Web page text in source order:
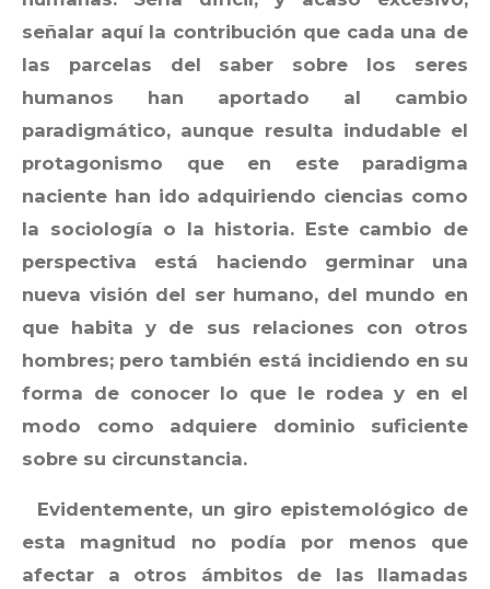
señalar aquí la contribución que cada una de
las parcelas del saber sobre los seres
humanos han aportado al cambio
paradigmático, aunque resulta indudable el
protagonismo que en este paradigma
naciente han ido adquiriendo ciencias como
la sociología o la historia. Este cambio de
perspectiva está haciendo germinar una
nueva visión del ser humano, del mundo en
que habita y de sus relaciones con otros
hombres; pero también está incidiendo en su
forma de conocer lo que le rodea y en el
modo como adquiere dominio suficiente
sobre su circunstancia.
Evidentemente, un giro epistemológico de
esta magnitud no podía por menos que
afectar a otros ámbitos de las llamadas